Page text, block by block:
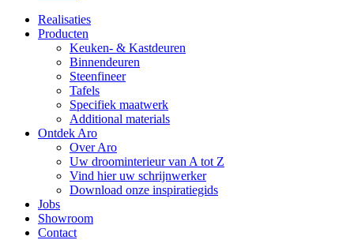
Realisaties
Producten
Keuken- & Kastdeuren
Binnendeuren
Steenfineer
Tafels
Specifiek maatwerk
Additional materials
Ontdek Aro
Over Aro
Uw droominterieur van A tot Z
Vind hier uw schrijnwerker
Download onze inspiratiegids
Jobs
Showroom
Contact